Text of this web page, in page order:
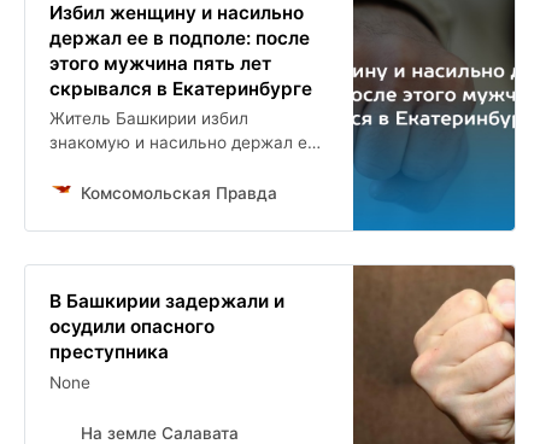
Избил женщину и насильно
держал ее в подполе: после
этого мужчина пять лет
скрывался в Екатеринбурге
Житель Башкирии избил
знакомую и насильно держал ее
Комсомольская Правда
В Башкирии задержали и
осудили опасного
преступника
None
На земле Салавата